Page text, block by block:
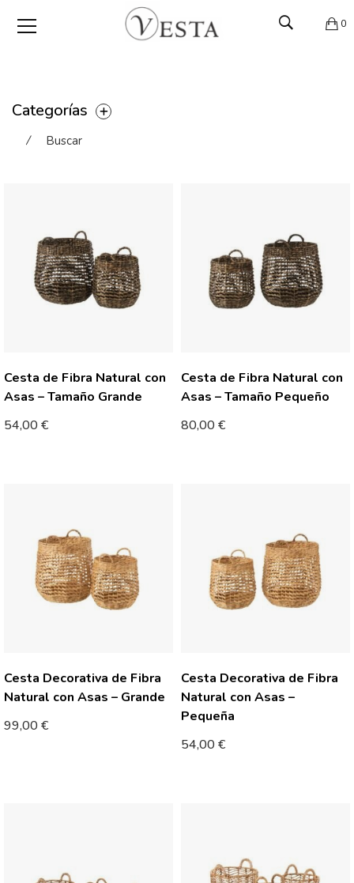
0
Categorías
⁄ Buscar
Cesta de Fibra Natural con
Asas – Tamaño Grande
54,00€
Cesta de Fibra Natural con
Asas – Tamaño Pequeño
80,00€
Cesta Decorativa de Fibra
Natural con Asas – Grande
99,00€
Cesta Decorativa de Fibra
Natural con Asas –
Pequeña
54,00€